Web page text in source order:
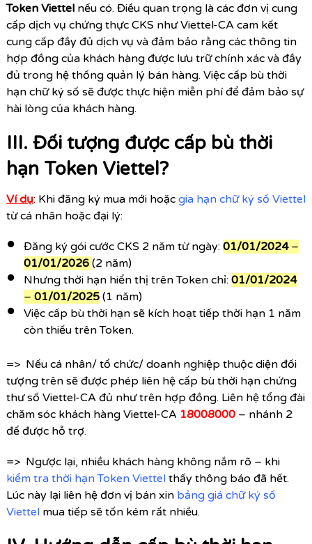
Token Viettelnếu có. Điều quan trọng là các đơn vị cung
cấp dịch vụ chứng thực CKS như Viettel-CA cam kết
cung cấp đầy đủ dịch vụ và đảm bảo rằng các thông tin
hợp đồng của khách hàng được lưu trữ chính xác và đầy
đủ trong hệ thống quản lý bán hàng. Việc cấp bù thời
hạn chữ ký số sẽ được thực hiện miễn phí để đảm bảo sự
hài lòng của khách hàng.
III. Đối tượng được cấp bù thời
hạn Token Viettel?
Ví dụ: Khi đăng ký mua mới hoặc gia hạn chữ ký số Viettel
từ cá nhân hoặc đại lý:
Đăng ký gói cước CKS 2 năm từ ngày: 01/01/2024 –
01/01/2026 (2 năm)
Nhưng thời hạn hiển thị trên Token chỉ: 01/01/2024
– 01/01/2025(1 năm)
Việc cấp bù thời hạn sẽ kích hoạt tiếp thời hạn 1 năm
còn thiếu trên Token.
=> Nếu cá nhân/ tổ chức/ doanh nghiệp thuộc diện đối
tượng trên sẽ được phép liên hệ cấp bù thời hạn chứng
thư số Viettel-CA đủ như trên hợp đồng. Liên hệ tổng đài
chăm sóc khách hàng Viettel-CA 18008000– nhánh 2
để được hỗ trợ.
=> Ngược lại, nhiều khách hàng không nắm rõ – khi
kiểm tra thời hạn Token Viettelthấy thông báo đã hết.
Lúc này lại liên hệ đơn vị bán xin bảng giá chữ ký số
Viettelmua tiếp sẽ tốn kém rất nhiều.